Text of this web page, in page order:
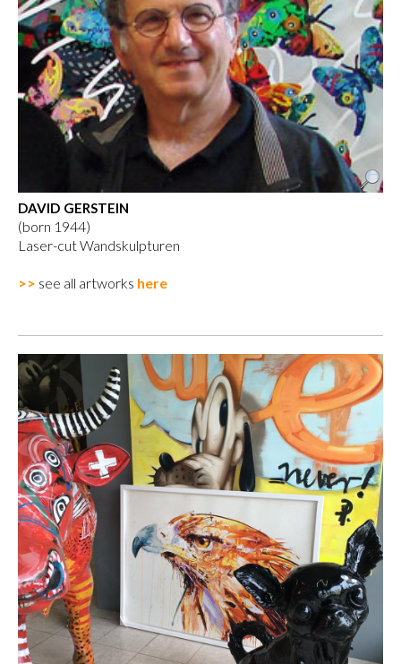
DAVID GERSTEIN
(born 1944)
Laser-cut Wandskulpturen
>> see all artworks here